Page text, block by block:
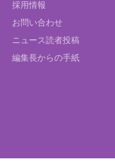
採用情報
お問い合わせ
ニュース読者投稿
編集長からの手紙